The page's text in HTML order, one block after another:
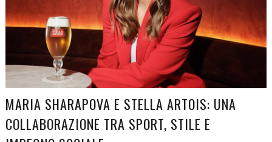
MARIA SHARAPOVA E STELLA ARTOIS: UNA
COLLABORAZIONE TRA SPORT, STILE E